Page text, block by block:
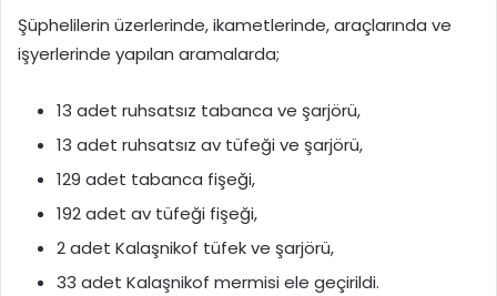
Şüphelilerin üzerlerinde, ikametlerinde, araçlarında ve
işyerlerinde yapılan aramalarda;
13 adet ruhsatsız tabanca ve şarjörü,
13 adet ruhsatsız av tüfeği ve şarjörü,
129 adet tabanca fişeği,
192 adet av tüfeği fişeği,
2 adet Kalaşnikof tüfek ve şarjörü,
33 adet Kalaşnikof mermisi ele geçirildi.